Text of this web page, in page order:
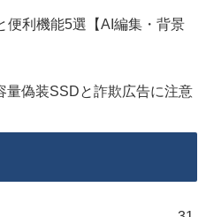
便利機能5選【AI編集・背景
量偽装SSDと詐欺広告に注意